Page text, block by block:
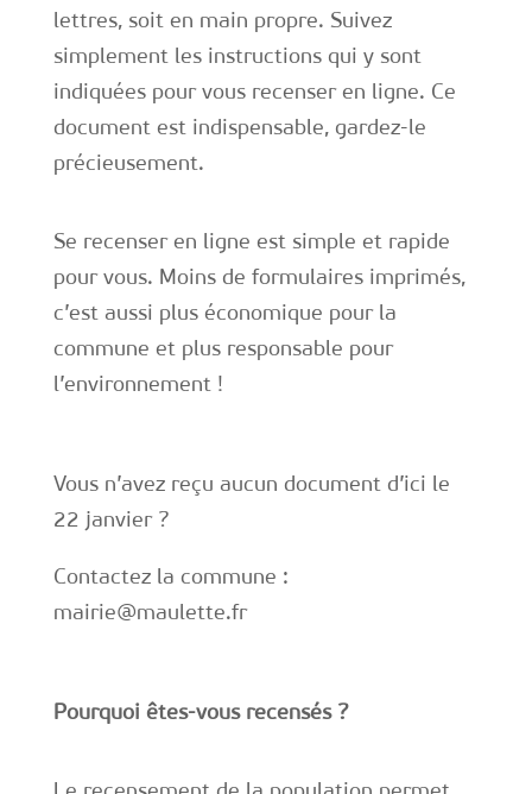
lettres, soit en main propre. Suivez
simplement les instructions qui y sont
indiquées pour vous recenser en ligne. Ce
document est indispensable, gardez-le
précieusement.
Se recenser en ligne est simple et rapide
pour vous. Moins de formulaires imprimés,
c’est aussi plus économique pour la
commune et plus responsable pour
l’environnement !
Vous n’avez reçu aucun document d’ici le
22 janvier ?
Contactez la commune :
mairie@maulette.fr
Pourquoi êtes-vous recensés ?